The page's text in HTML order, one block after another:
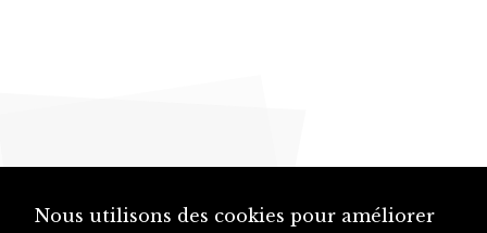
Nous utilisons des cookies pour améliorer